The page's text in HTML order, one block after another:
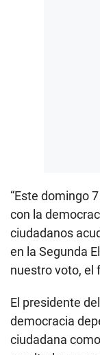
“Este domingo
con la
ciudadanos
en la Segunda
nuestro voto, el
El presidente
democracia
ciudadana